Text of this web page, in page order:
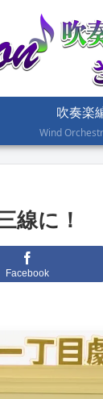
吹奏楽
Wind
線に！
Facebook